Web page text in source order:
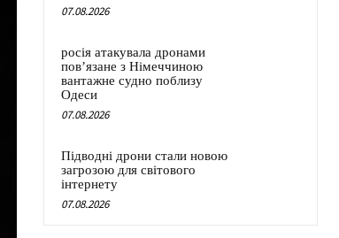
07.08.2026
росія атакувала дронами
пов’язане з Німеччиною
вантажне судно поблизу
Одеси
07.08.2026
Підводні дрони стали новою
загрозою для світового
інтернету
07.08.2026